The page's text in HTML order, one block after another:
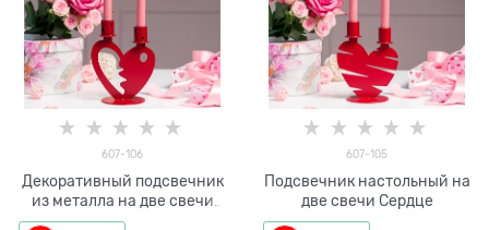
607-106
Декоративный подсвечник
из металла на две свечи
Сердце
607-105
Подсвечник настольный на
две свечи Сердце